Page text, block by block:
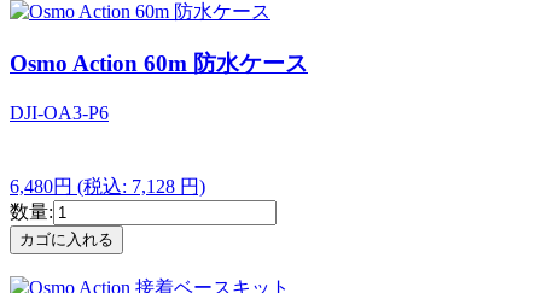
Osmo Action 60m 防水ケース
DJI-OA3-P6
6,480円 (税込: 7,128 円)
数量: